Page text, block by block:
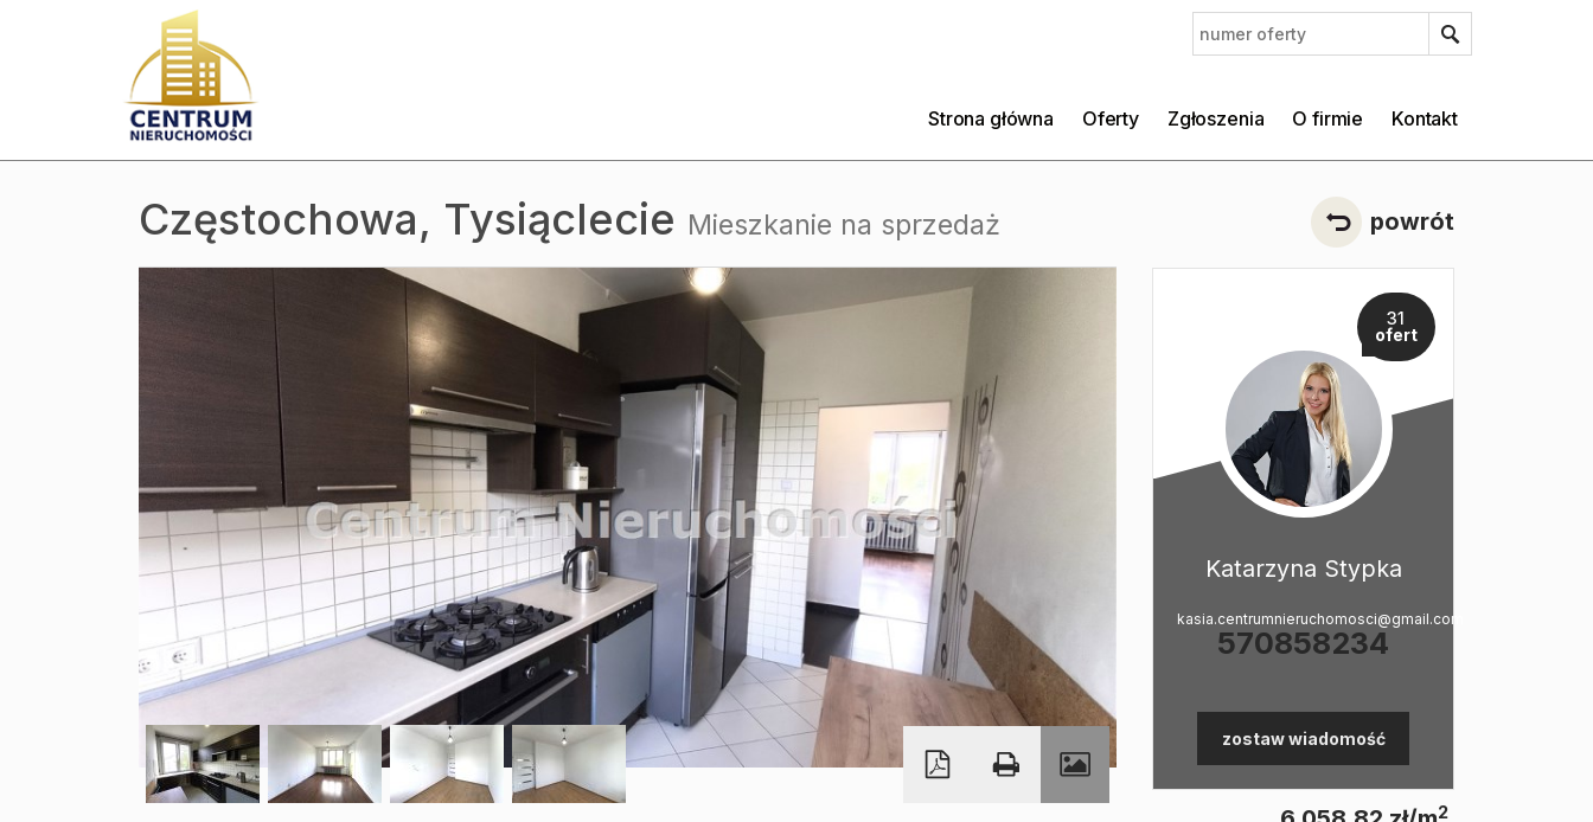
Strona główna Oferty Zgłoszenia O firmie Kontakt
Częstochowa, Tysiąclecie Mieszkanie na sprzedaż powrót
31
ofert
Katarzyna Stypka
kasia.centrumnieruchomosci@gmail.com
570858234
zostaw wiadomość
2